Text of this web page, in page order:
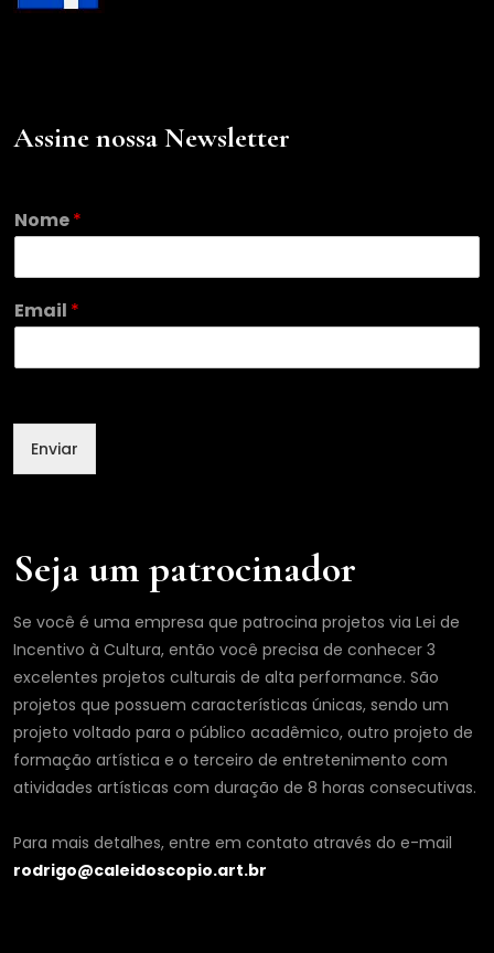
Assine nossa Newsletter
E
m
i
*
Nome*
Email *
Enviar
Seja um patrocinador
Se você é uma empresa que patrocina projetos via Lei de
Incentivo à Cultura, então você precisa de conhecer 3
excelentes projetos culturais de alta performance. São
projetos que possuem características únicas, sendo um
projeto voltado para o público acadêmico, outro projeto de
formação artística e o terceiro de entretenimento com
atividades artísticas com duração de 8 horas consecutivas.
Para mais detalhes, entre em contato através do e-mail
rodrigo@caleidoscopio.art.br